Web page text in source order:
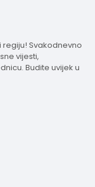
Svakodnevno
vijesti,
Budite uvijek u